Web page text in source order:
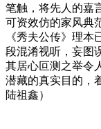
笔触，将先人的嘉
可资效仿的家风典
《秀夫公传》理
段混淆视听，妄图
其居心叵测之举令
潜藏的真实目的，
陆祖鑫）